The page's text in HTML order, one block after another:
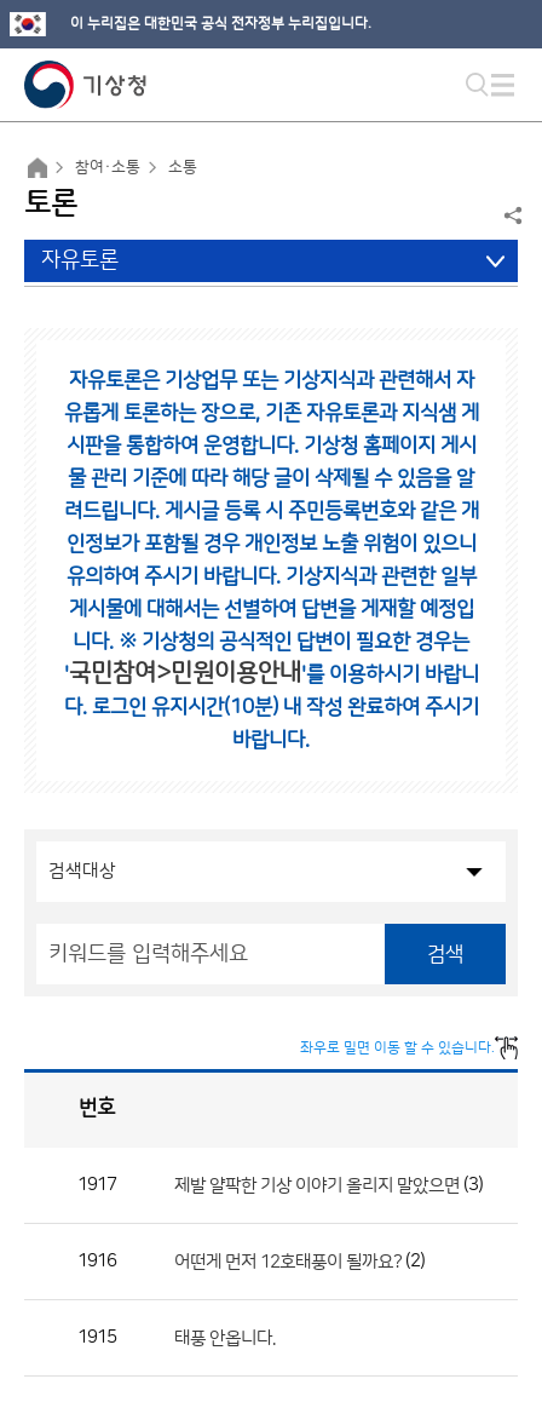
이 누리집은 대한민국 공식 전자정부 누리집입니다.
참여·소통 소통
토론
자유토론
자유토론은 기상업무 또는 기상지식과 관련해서 자
유롭게 토론하는 장으로, 기존 자유토론과 지식샘 게
시판을 통합하여 운영합니다. 기상청 홈페이지 게시
물 관리 기준에 따라 해당 글이 삭제될 수 있음을 알
려드립니다. 게시글 등록 시 주민등록번호와 같은 개
인정보가 포함될 경우 개인정보 노출 위험이 있으니
유의하여 주시기 바랍니다. 기상지식과 관련한 일부
게시물에 대해서는 선별하여 답변을 게재할 예정입
니다. ※ 기상청의 공식적인 답변이 필요한 경우는
'국민참여>민원이용안내 '를 이용하시기 바랍니
다. 로그인 유지시간(10분) 내 작성 완료하여 주시기
바랍니다.
검색
좌우로 밀면 이동 할 수 있습니다.
론
번호
1917 제발 얄팍한 기상 이야기 올리지 말았으면 (3)
1916 어떤게 먼저 12호태풍이 될까요? (2)
1915 태풍 안옵니다.